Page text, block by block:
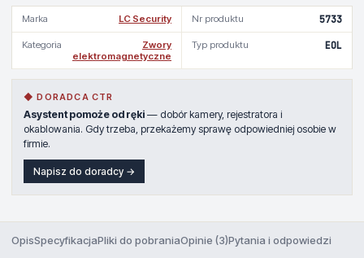
Marka LC Security Nr produktu 5733
Kategoria
Zwory
elektromagnetyczne
Typ produktu EOL
◆ DORADCA CTR
Asystent pomoże od ręki — dobór kamery, rejestratora i
okablowania. Gdy trzeba, przekażemy sprawę odpowiedniej osobie w
firmie.
Napisz do doradcy →
OpisSpecyfikacjaPliki do pobraniaOpinie (3)Pytania i odpowiedzi